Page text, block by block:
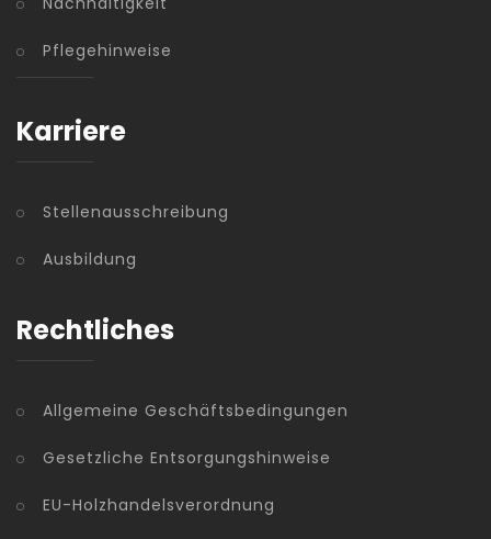
Pflegehinweise
Karriere
Stellenausschreibung
Ausbildung
Rechtliches
Allgemeine Geschäftsbedingungen
Gesetzliche Entsorgungshinweise
EU-Holzhandelsverordnung